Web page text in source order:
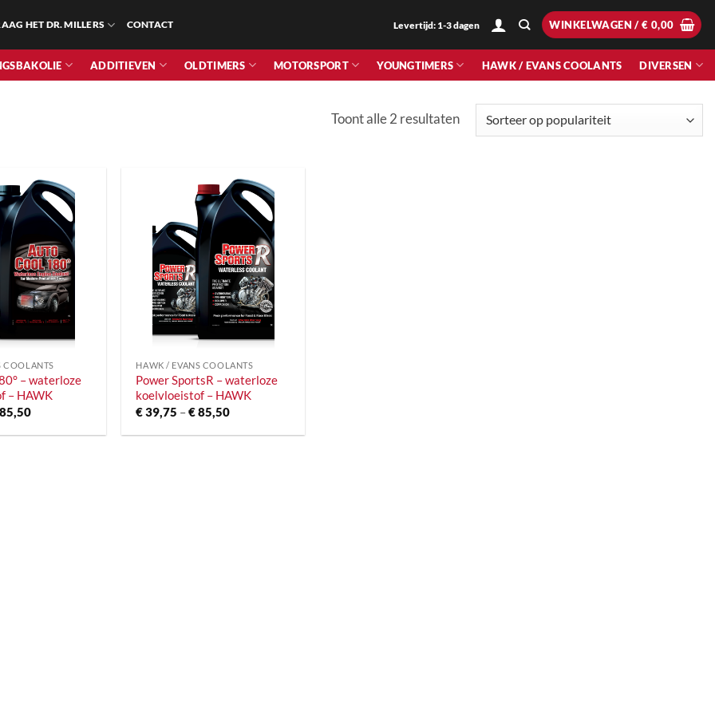
HET DR. MILLERS CONTACT Levertijd: 1-3 dagen WINKELWAGEN /€ 0,00
ADDITIEVEN OLDTIMERS MOTORSPORT YOUNGTIMERS HAWK / EVANS COOLANTS DIVERSEN
Toont alle 2 resultatenGesorteerd
COOLANTS
– waterloze
– HAWK
Prijsklasse:
tot
HAWK / EVANS COOLANTS
Power SportsR – waterloze
koelvloeistof – HAWK
€39,75 –€85,50Prijsklasse:
tot